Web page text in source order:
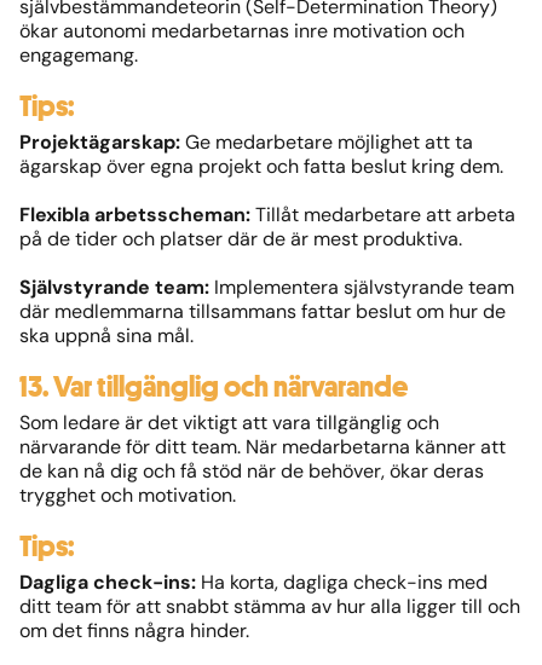
självbestämmandeteorin (Self-Determination Theory)
ökar autonomi medarbetarnas inre motivation och
engagemang.
Tips:
Projektägarskap:Ge medarbetare möjlighet att ta
ägarskap över egna projekt och fatta beslut kring dem.
Flexibla arbetsscheman:Tillåt medarbetare att arbeta
på de tider och platser där de är mest produktiva.
Självstyrande team: Implementera självstyrande team
där medlemmarna tillsammans fattar beslut om hur de
ska uppnå sina mål.
13. Var tillgänglig och närvarande
Som ledare är det viktigt att vara tillgänglig och
närvarande för ditt team. När medarbetarna känner att
de kan nå dig och få stöd när de behöver, ökar deras
trygghet och motivation.
Tips:
Dagliga check-ins: Ha korta, dagliga check-ins med
ditt team för att snabbt stämma av hur alla ligger till och
om det finns några hinder.